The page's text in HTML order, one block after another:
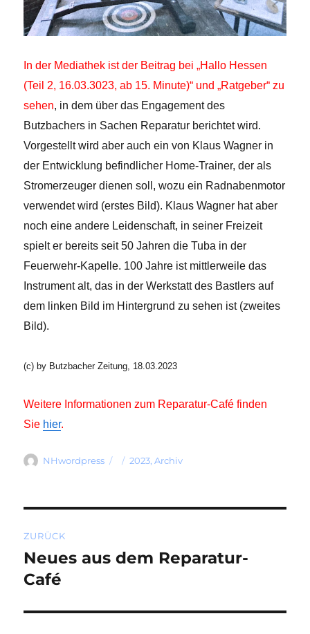
In der Mediathek ist der Beitrag bei „Hallo Hessen
(Teil 2, 16.03.3023, ab 15. Minute)“ und„Ratgeber“ zu
sehen, in dem über das Engagement des
Butzbachers in Sachen Reparatur berichtet wird.
Vorgestellt wird aber auch ein von Klaus Wagner in
der Entwicklung befindlicher Home-Trainer, der als
Stromerzeuger dienen soll, wozu ein Radnabenmotor
verwendet wird (erstes Bild). Klaus Wagner hat aber
noch eine andere Leidenschaft, in seiner Freizeit
spielt er bereits seit 50 Jahren die Tuba in der
Feuerwehr-Kapelle. 100 Jahre ist mittlerweile das
Instrument alt, das in der Werkstatt des Bastlers auf
dem linken Bild im Hintergrund zu sehen ist (zweites
Bild).
(c) by Butzbacher Zeitung, 18.03.2023
Weitere Informationen zum Reparatur-Café finden
Sie hier.
Autor
NHwordpress
Veröffentlicht
Kategorien
2023,Archiv
ZURÜCK
Vorheriger
Beitrag:
Neues aus dem Reparatur-
Café